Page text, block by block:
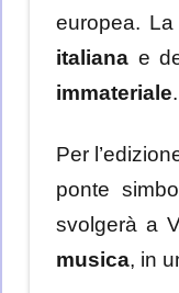
europea.
italiana e
immateriale.
Per
ponte
svolgerà a
musica, in